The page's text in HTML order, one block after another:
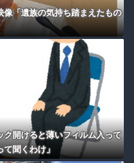
「遺族の気持ち踏まえたもの
開けると薄いフィルム入って
聞くわけ」